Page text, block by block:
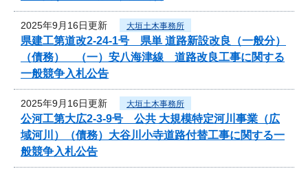
2025年9月16日更新 大垣土木事務所
県建工第道改2-24-1号 県単 道路新設改良（一般分）
（債務） （一）安八海津線 道路改良工事に関する
一般競争入札公告
2025年9月16日更新 大垣土木事務所
公河工第大広2-3-9号 公共 大規模特定河川事業（広
域河川）（債務）大谷川小寺道路付替工事に関する一
般競争入札公告